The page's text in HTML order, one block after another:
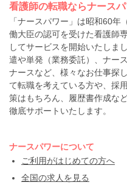
看護師の転職ならナース
「ナースパワー」は昭和60
働大臣の認可を受けた看護師
してサービスを開始いたしま
遣や単発（業務委託）、ナー
ナースなど、様々なお仕事探
て転職を考えている方や、採
策はもちろん、履歴書作成な
徹底サポートいたします。
ナースパワーについて
ご利用がはじめての方へ
全国の求人を見る